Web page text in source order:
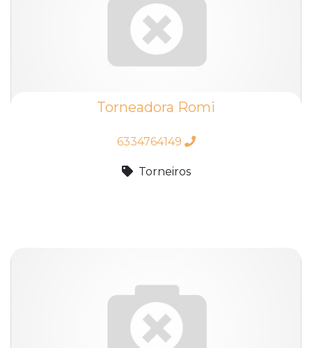
Torneadora Romi
6334764149
Torneiros